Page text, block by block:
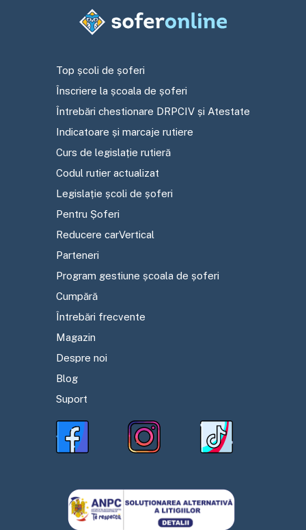
Top școli de șoferi
Înscriere la școala de șoferi
Întrebări chestionare DRPCIV și Atestate
Indicatoare și marcaje rutiere
Curs de legislație rutieră
Codul rutier actualizat
Legislație școli de șoferi
Pentru Șoferi
Reducere carVertical
Parteneri
Program gestiune școala de șoferi
Cumpără
Întrebări frecvente
Magazin
Despre noi
Blog
Suport